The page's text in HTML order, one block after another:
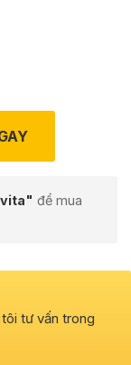
để mua
tư vấn trong